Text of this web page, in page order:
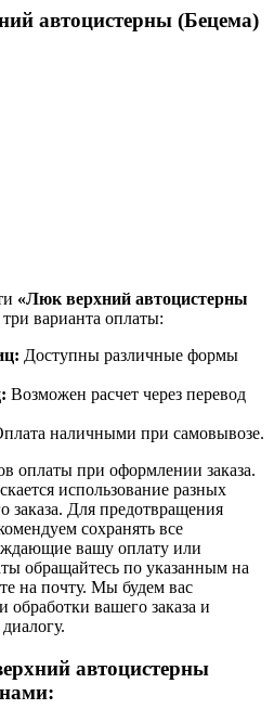
автоцистерны (Бецема)
«Люк верхний автоцистерны
варианта оплаты:
Доступны различные формы
Возможен расчет через перевод
наличными при самовывозе.
оплаты при оформлении заказа.
использование разных
заказа. Для предотвращения
сохранять все
вашу оплату или
обращайтесь по указанным на
на почту. Мы будем вас
вашего заказа и
автоцистерны